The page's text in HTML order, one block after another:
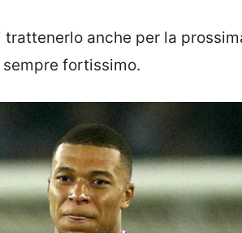
anche per la
fortissimo.